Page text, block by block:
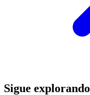
Sigue explorando